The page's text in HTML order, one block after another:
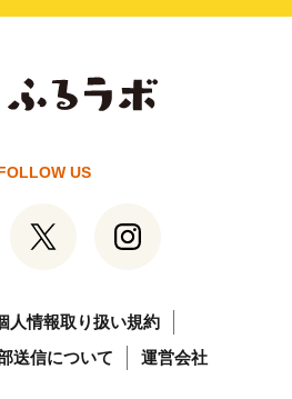
US
人情報取り扱い規約
送信について
運営会社